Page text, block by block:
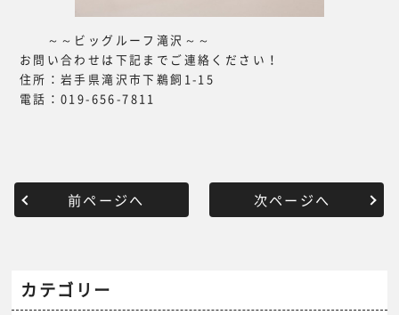
～～ビッグルーフ滝沢～～
お問い合わせは下記までご連絡ください！
住所：岩手県滝沢市下鵜飼1-15
電話：019-656-7811
前ページへ 次ページへ
カテゴリー